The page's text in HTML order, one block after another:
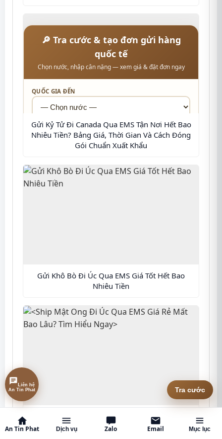
🔎 Tra cước & tạo đơn gửi hàng
quốc tế
Chọn nước, nhập cân nặng — xem giá & đặt đơn ngay
QUỐC GIA ĐẾN
MÃ BƯU CHÍNH
Gửi Kỷ Tử Đi Canada Qua EMS Tận Nơi Hết Bao
Nhiêu Tiền? Bảng Giá, Thời Gian Và Cách Đóng
Gói Chuẩn Xuất Khẩu
Gửi Khô Bò Đi Úc Qua EMS Giá Tốt Hết Bao
Nhiêu Tiền
<Ship Mật Ong Đi Úc Qua EMS Giá Rẻ Mất Bao
Lâu? Tìm Hiểu Ngay>
An Tin Phat Dịch vụ Zalo Email Mục lục
Tra cước
Liên hệ
An Tin Phat